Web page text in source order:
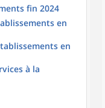
fin 2024
en
en
à la